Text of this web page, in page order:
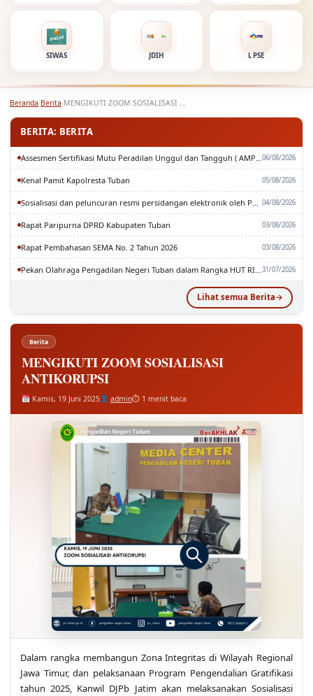
SIWAS JDIH LPSE
Beranda›Berita› MENGIKUTI ZOOM SOSIALISASI ANTIKORUPSI
BERITA: BERITA
06/08/2026
Kenal Pamit Kapolresta Tuban 05/08/2026
04/08/2026
Rapat Paripurna DPRD Kabupaten Tuban 03/08/2026
Rapat Pembahasan SEMA No. 2 Tahun 2026 03/08/2026
31/07/2026
Lihat semua Berita
Berita
MENGIKUTI ZOOM SOSIALISASI
ANTIKORUPSI
Kamis, 19 Juni 2025 admin⏱ 1 menit baca
Dalam rangka membangun Zona Integritas di Wilayah Regional
Jawa Timur, dan pelaksanaan Program Pengendalian Gratifikasi
tahun 2025, Kanwil DJPb Jatim akan melaksanakan Sosialisasi